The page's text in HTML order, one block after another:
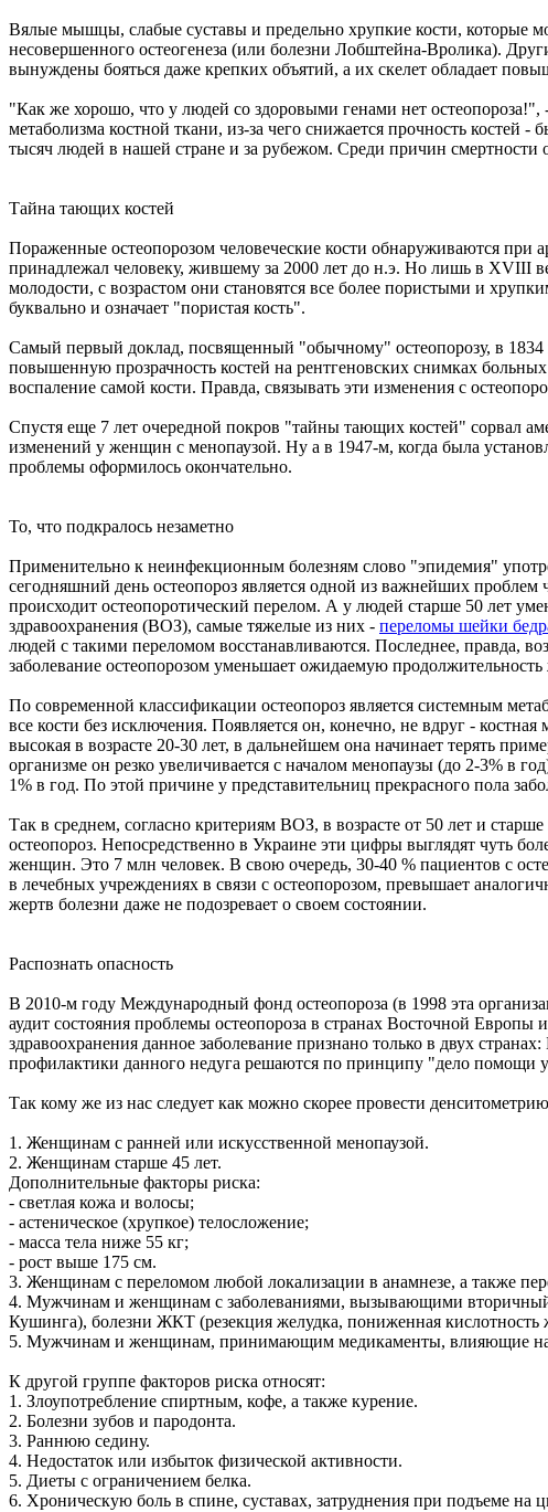
Вялые мышцы, слабые суставы и предельно хрупкие кости, которые
несовершенного остеогенеза (или болезни Лобштейна-Вролика).
вынуждены бояться даже крепких объятий, а их скелет обладает
"Как же хорошо, что у людей со здоровыми генами нет
метаболизма костной ткани, из-за чего снижается прочность костей
тысяч людей в нашей стране и за рубежом. Среди причин смертности
Тайна тающих костей
Пораженные остеопорозом человеческие кости обнаруживаются при
принадлежал человеку, жившему за 2000 лет до н.э. Но лишь в XVIII
молодости, с возрастом они становятся все более пористыми и
буквально и означает "пористая кость".
Самый первый доклад, посвященный "обычному" остеопорозу, в 1834
повышенную прозрачность костей на рентгеновских снимках
воспаление самой кости. Правда, связывать эти изменения с
Спустя еще 7 лет очередной покров "тайны тающих костей" сорвал
изменений у женщин с менопаузой. Ну а в 1947-м, когда была
проблемы оформилось окончательно.
То, что подкралось незаметно
Применительно к неинфекционным болезням слово "эпидемия"
сегодняшний день остеопороз является одной из важнейших
происходит остеопоротический перелом. А у людей старше 50 лет
здравоохранения (ВОЗ), самые тяжелые из них - переломы шейки
людей с такими переломом восстанавливаются. Последнее, правда,
заболевание остеопорозом уменьшает ожидаемую
По современной классификации остеопороз является системным
все кости без исключения. Появляется он, конечно, не вдруг -
высокая в возрасте 20-30 лет, в дальнейшем она начинает терять
организме он резко увеличивается с началом менопаузы (до 2-3% в
1% в год. По этой причине у представительниц прекрасного пола
Так в среднем, согласно критериям ВОЗ, в возрасте от 50 лет и
остеопороз. Непосредственно в Украине эти цифры выглядят чуть
женщин. Это 7 млн человек. В свою очередь, 30-40 % пациентов с
в лечебных учреждениях в связи с остеопорозом, превышает
жертв болезни даже не подозревает о своем состоянии.
Распознать опасность
В 2010-м году Международный фонд остеопороза (в 1998 эта
аудит состояния проблемы остеопороза в странах Восточной
здравоохранения данное заболевание признано только в двух
профилактики данного недуга решаются по принципу "дело
Так кому же из нас следует как можно скорее провести
1. Женщинам с ранней или искусственной менопаузой.
2. Женщинам старше 45 лет.
Дополнительные факторы риска:
- светлая кожа и волосы;
- астеническое (хрупкое) телосложение;
- масса тела ниже 55 кг;
- рост выше 175 см.
3. Женщинам с переломом любой локализации в анамнезе, а также
4. Мужчинам и женщинам с заболеваниями, вызывающими вторичный
Кушинга), болезни ЖКТ (резекция желудка, пониженная кислотность
5. Мужчинам и женщинам, принимающим медикаменты, влияющие на
К другой группе факторов риска относят:
1. Злоупотребление спиртным, кофе, а также курение.
2. Болезни зубов и пародонта.
3. Раннюю седину.
4. Недостаток или избыток физической активности.
5. Диеты с ограничением белка.
6. Хроническую боль в спине, суставах, затруднения при подъеме